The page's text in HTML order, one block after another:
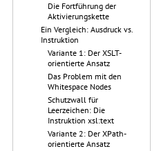
Die Fortführung der
Aktivierungskette
Ein Vergleich: Ausdruck vs.
Instruktion
Variante 1: Der XSLT-
orientierte Ansatz
Das Problem mit den
Whitespace Nodes
Schutzwall für
Leerzeichen: Die
Instruktion xsl:text
Variante 2: Der XPath-
orientierte Ansatz